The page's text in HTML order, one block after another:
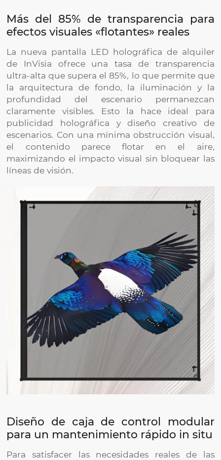
Más del 85% de transparencia para
efectos visuales «flotantes» reales
La nueva pantalla LED holográfica de alquiler
de InVisia ofrece una tasa de transparencia
ultra-alta que supera el 85%, lo que permite que
la arquitectura de fondo, la iluminación y la
profundidad del escenario permanezcan
claramente visibles. Esto la hace ideal para
publicidad holográfica y diseño creativo de
escenarios. Con una mínima obstrucción visual,
el contenido parece flotar en el aire,
maximizando el impacto visual sin bloquear las
líneas de visión.
Diseño de caja de control modular
para un mantenimiento rápido in situ
Para satisfacer las necesidades reales de las